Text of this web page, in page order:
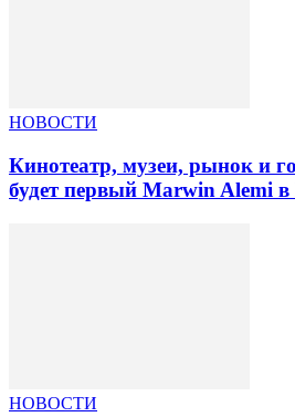
НОВОСТИ
Кинотеатр, музеи, рынок и
будет первый Marwin Alemi в
НОВОСТИ